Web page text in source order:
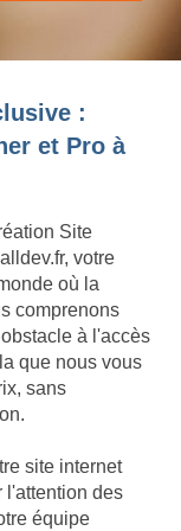
:
et Pro à
Site
votre
où la
comprenons
à l'accès
que nous vous
sans
site internet
l'attention des
équipe